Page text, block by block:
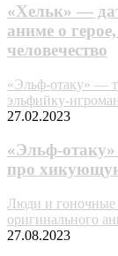
«Хельк» —
аниме о
человечество
«Эльф-отаку» —
эльфийку-
27.02.2023
«Эльф-
про
Люди и гоночные
оригинального
27.08.2023